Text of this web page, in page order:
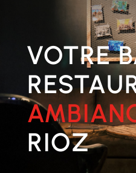
VOTRE
RIOZ